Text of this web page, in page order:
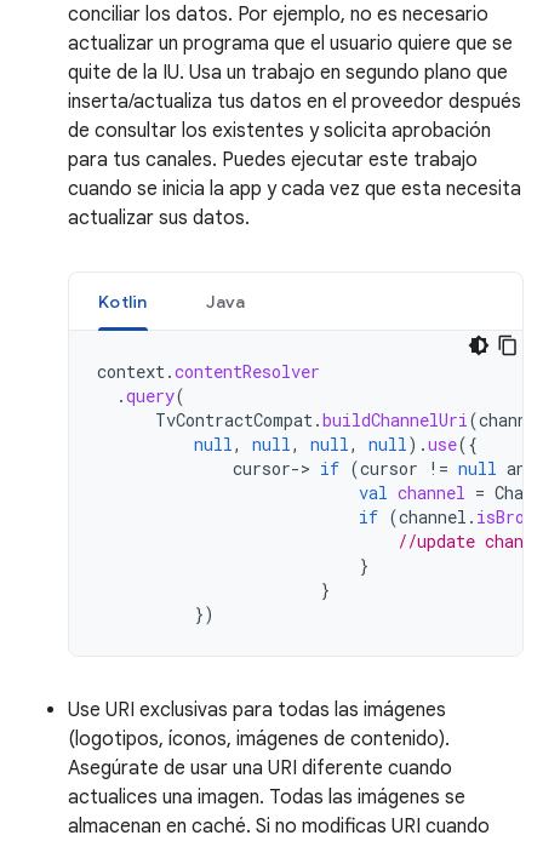
conciliar los datos. Por ejemplo, no es necesario
actualizar un programa que el usuario quiere que se
quite de la IU. Usa un trabajo en segundo plano que
inserta/actualiza tus datos en el proveedor después
de consultar los existentes y solicita aprobación
para tus canales. Puedes ejecutar este trabajo
cuando se inicia la app y cada vez que esta necesita
actualizar sus datos.
Kotlin Java
context.contentResolver
.query(
TvContractCompat.buildChannelUri(
null, null, null, null).use({
cursor-> if (cursor != null and
val channel =
if (channel .
//update
}
}
})
Use URI exclusivas para todas las imágenes
(logotipos, íconos, imágenes de contenido).
Asegúrate de usar una URI diferente cuando
actualices una imagen. Todas las imágenes se
almacenan en caché. Si no modificas URI cuando